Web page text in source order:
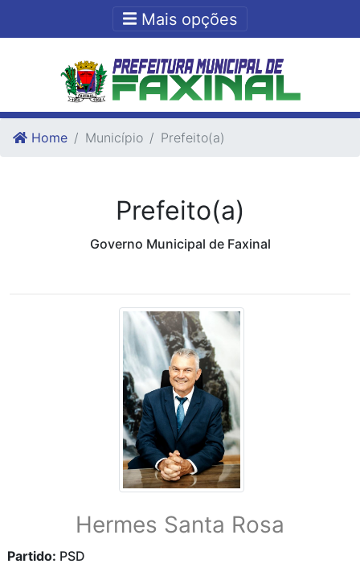
Ir para o fim do conteudo
Mais opções
Home Município Prefeito(a)
Prefeito(a)
Governo Municipal de Faxinal
Hermes Santa Rosa
Partido: PSD